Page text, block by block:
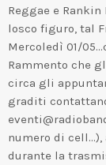
Reggae e
losco figuro, tal
Mercoledì 01/
Rammento che
circa gli
graditi
numero di
durante la